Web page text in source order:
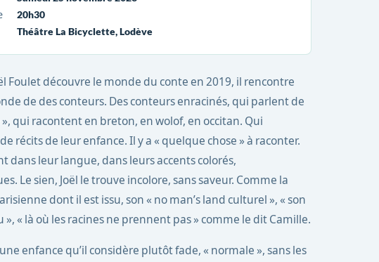
20h30
Théâtre La Bicyclette, Lodève
Foulet découvre le monde du conte en 2019, il rencontre
de des conteurs. Des conteurs enracinés, qui parlent de
qui racontent en breton, en wolof, en occitan. Qui
récits de leur enfance. Il y a « quelque chose » à raconter.
dans leur langue, dans leurs accents colorés,
Le sien, Joël le trouve incolore, sans saveur. Comme la
dont il est issu, son « no man’s land culturel », « son
« là où les racines ne prennent pas » comme le dit Camille.
une enfance qu’il considère plutôt fade, « normale », sans les